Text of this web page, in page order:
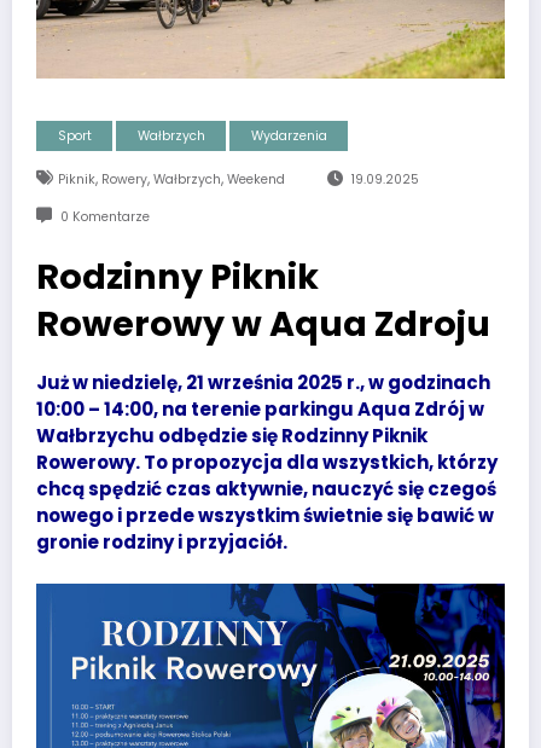
Sport Wałbrzych Wydarzenia
Piknik, Rowery, Wałbrzych, Weekend 19.09.2025
0 Komentarze
Rodzinny Piknik
Rowerowy w Aqua Zdroju
Już w niedzielę, 21 września 2025 r., w godzinach
10:00 – 14:00, na terenie parkingu Aqua Zdrój w
Wałbrzychu odbędzie się Rodzinny Piknik
Rowerowy. To propozycja dla wszystkich, którzy
chcą spędzić czas aktywnie, nauczyć się czegoś
nowego i przede wszystkim świetnie się bawić w
gronie rodziny i przyjaciół.